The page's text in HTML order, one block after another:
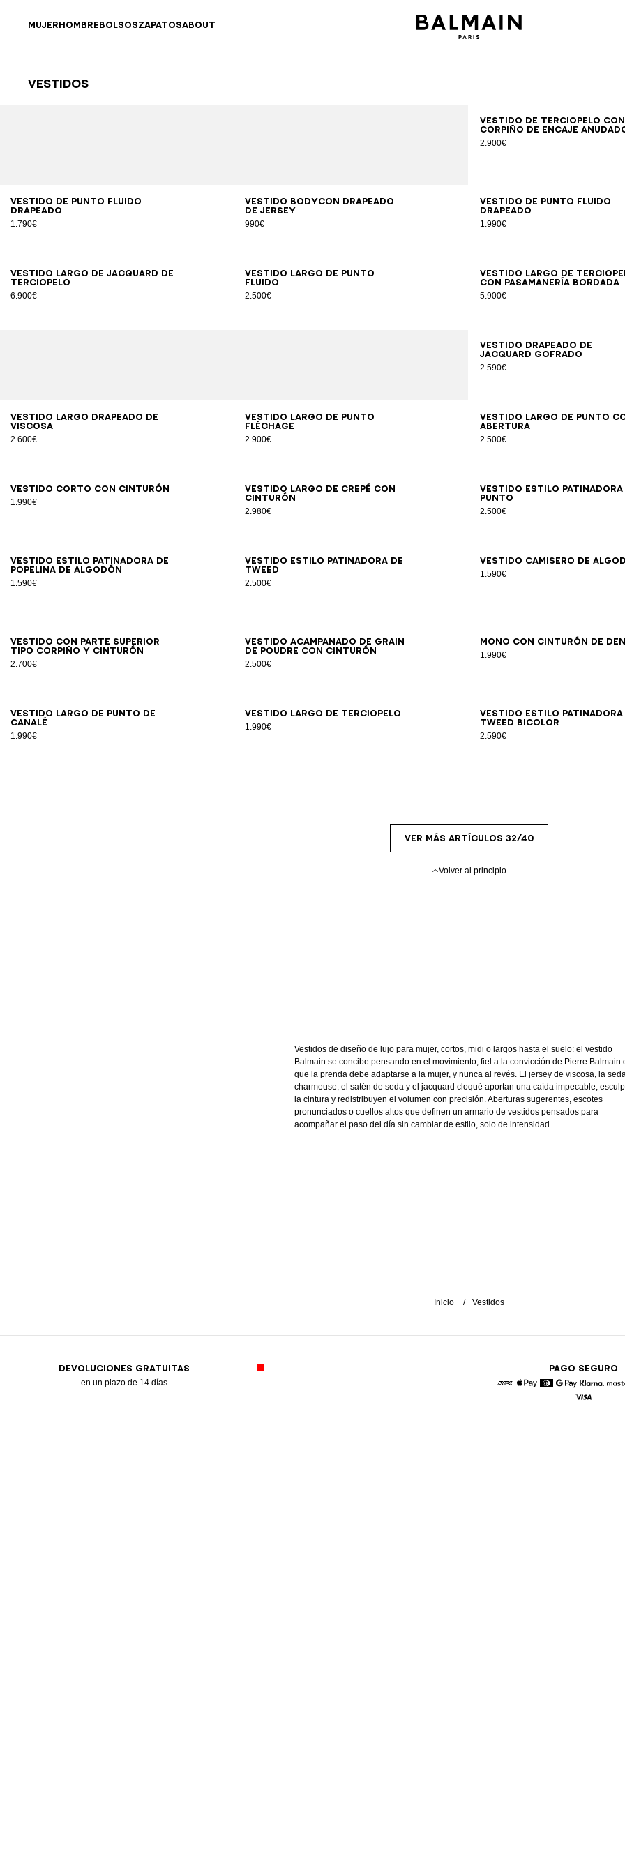
MUJERHOMBREBOLSOSZAPATOSABOUT
Vestidos
Vestido de terciopelo con
corpiño de encaje
2.900€
34363840
Vestido de punto fluido
drapeado
1.790€
3436 384042
Vestido bodycon drapeado
de jersey
990€
XSSMLXL
Vestido de punto fluido
drapeado
1.990€
3436 384042
Vestido largo de jacquard de
terciopelo
6.900€
3436 3840
Vestido largo de punto
fluido
2.500€
3436 384042
Vestido largo de
con pasamanería bordada
5.900€
3436 384042
Vestido drapeado de
jacquard gofrado
2.590€
34363840
Vestido largo drapeado de
viscosa
2.600€
3436384042
Vestido largo de punto
Fléchage
2.900€
3438 42
Vestido largo de punto
abertura
2.500€
3436 38404244 46
Vestido corto con cinturón
1.990€
34 36384042
Vestido largo de crepé con
cinturón
2.980€
3436 3840424446
Vestido estilo patinadora
punto
2.500€
3436384042
Vestido estilo patinadora de
popelina de algodón
1.590€
343638404244
Vestido estilo patinadora de
tweed
2.500€
3436384042 Vestido camisero de
1.590€
34363840 42 4446
Vestido con parte superior
tipo corpiño y cinturón
2.700€
343638404244
Vestido acampanado de grain
de poudre con cinturón
2.500€
34363840 424446 Mono con cinturón de
1.990€
3436384042 4446
Vestido largo de punto de
canalé
1.990€
3436 384042 Vestido largo de terciopelo
1.990€
S ML
Vestido estilo patinadora
tweed bicolor
2.590€
3436384042
VER MÁS ARTÍCULOS 32/40
Volver al principio
Vestidos de diseño de lujo para mujer, cortos, midi o largos hasta el suelo: el vestido
Balmain se concibe pensando en el movimiento, fiel a la convicción de Pierre Balmain
que la prenda debe adaptarse a la mujer, y nunca al revés. El jersey de viscosa, la
charmeuse, el satén de seda y el jacquard cloqué aportan una caída impecable,
la cintura y redistribuyen el volumen con precisión. Aberturas sugerentes, escotes
pronunciados o cuellos altos que definen un armario de vestidos pensados para
acompañar el paso del día sin cambiar de estilo, solo de intensidad.
Inicio Vestidos
DEVOLUCIONES GRATUITAS
en un plazo de 14 días
PAGO SEGURO
Google Pay
Klarna